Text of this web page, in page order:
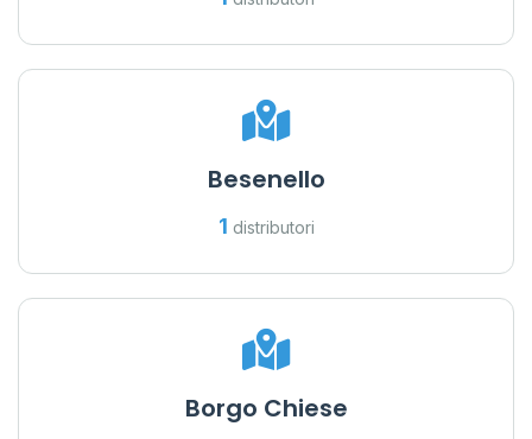
Besenello
1 distributori
Borgo Chiese